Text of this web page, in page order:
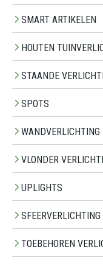
SMART ARTIKELEN
HOUTEN
STAANDE
SPOTS
WANDVERLICHTING
VLONDER
UPLIGHTS
SFEERVERLICHTING
TOEBEHOREN